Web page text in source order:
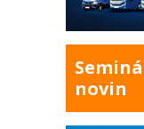
novin